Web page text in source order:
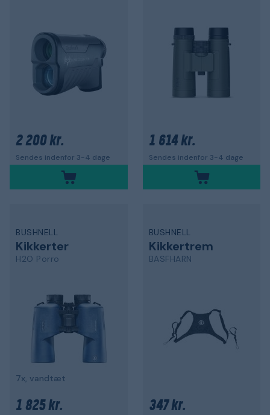
2 200 kr.
Sendes indenfor 3-4 dage
1 614 kr.
Sendes indenfor 3-4 dage
BUSHNELL
Kikkerter
H2O Porro
7x, vandtæt
1 825 kr.
BUSHNELL
Kikkertrem
BASFHARN
347 kr.